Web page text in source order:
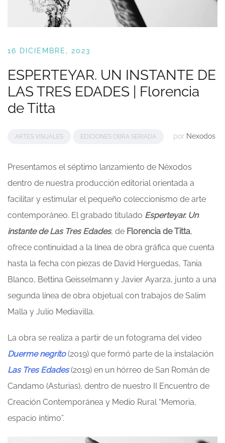
16 DICIEMBRE, 2023
ESPERTEYAR. UN INSTANTE DE
LAS TRES EDADES | Florencia
de Titta
ARTES VISUALES EDICIONES OBRA SERIADA por Nexodos
Presentamos el séptimo lanzamiento de Néxodos
dentro de nuestra producción editorial orientada a
facilitar y estimular el pequeño coleccionismo de arte
contemporáneo. El grabado titulado Esperteyar. Un
instante de Las Tres Edades, de Florencia de Titta,
ofrece continuidad a la línea de obra gráfica que cuenta
hasta la fecha con piezas de David Herguedas, Tania
Blanco, Bettina Geisselmann y Javier Ayarza, junto a una
segunda línea de obra objetual con trabajos de Salim
Malla y Julio Mediavilla.
La obra se realiza a partir de un fotograma del video
Duerme negrito(2019) que formó parte de la instalación
Las Tres Edades(2019) en un hórreo de San Román de
Candamo (Asturias), dentro de nuestro II Encuentro de
Creación Contemporánea y Medio Rural “Memoria,
espacio íntimo”.